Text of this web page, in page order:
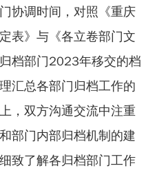
协调时间，对照《重庆
表》与《各立卷部门文
档部门2023年移交的档
汇总各部门归档工作的
，双方沟通交流中注重
部门内部归档机制的建
致了解各归档部门工作